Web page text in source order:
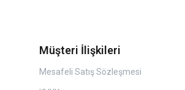
Müşteri İlişkileri
Mesafeli Satış Sözleşmesi